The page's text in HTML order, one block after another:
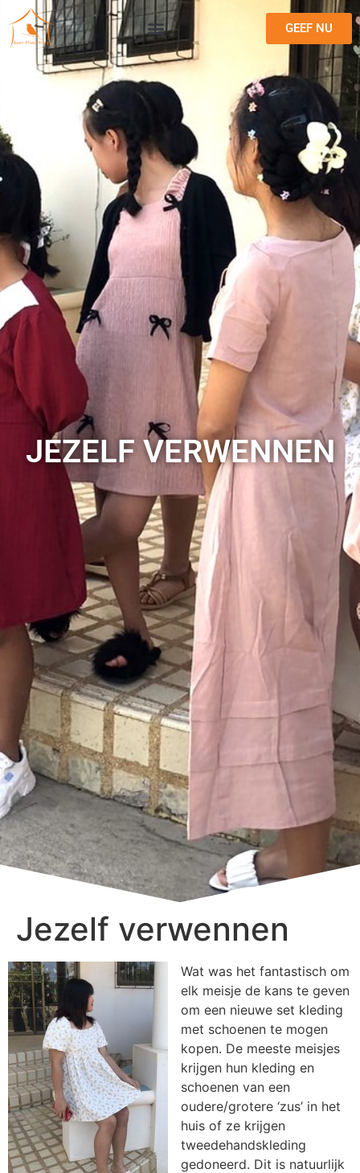
GEEF NU
JEZELF VERWENNEN
Jezelf verwennen
Wat was het fantastisch om
elk meisje de kans te geven
om een nieuwe set kleding
met schoenen te mogen
kopen. De meeste meisjes
krijgen hun kleding en
schoenen van een
oudere/grotere ‘zus’ in het
huis of ze krijgen
tweedehandskleding
gedoneerd. Dit is natuurlijk